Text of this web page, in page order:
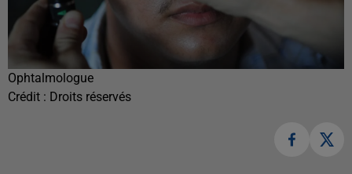
Ophtalmologue
Crédit : Droits réservés